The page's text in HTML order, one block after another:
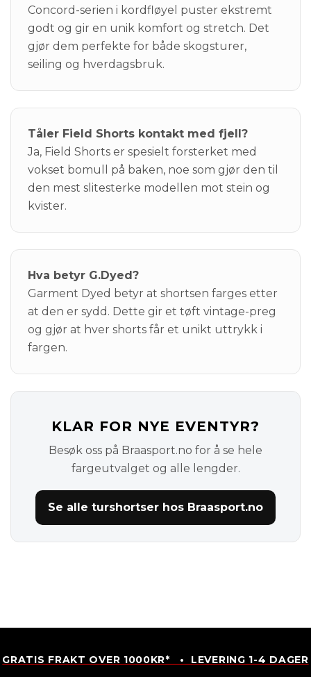
Concord-serien i kordfløyel puster ekstremt
godt og gir en unik komfort og stretch. Det
gjør dem perfekte for både skogsturer,
seiling og hverdagsbruk.
Tåler Field Shorts kontakt med fjell?
Ja, Field Shorts er spesielt forsterket med
vokset bomull på baken, noe som gjør den til
den mest slitesterke modellen mot stein og
kvister.
Hva betyr G.Dyed?
Garment Dyed betyr at shortsen farges etter
at den er sydd. Dette gir et tøft vintage-preg
og gjør at hver shorts får et unikt uttrykk i
fargen.
KLAR FOR NYE EVENTYR?
Besøk oss på Braasport.no for å se hele
fargeutvalget og alle lengder.
Se alle turshortser hos Braasport.no
GRATIS FRAKT OVER 1000KR* • LEVERING 1-4 DAGER